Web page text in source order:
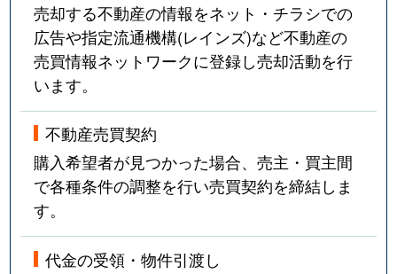
売却する不動産の情報をネット・チラシでの
広告や指定流通機構(レインズ)など不動産の
売買情報ネットワークに登録し売却活動を行
います。
不動産売買契約
購入希望者が見つかった場合、売主・買主間
で各種条件の調整を行い売買契約を締結しま
す。
代金の受領・物件引渡し